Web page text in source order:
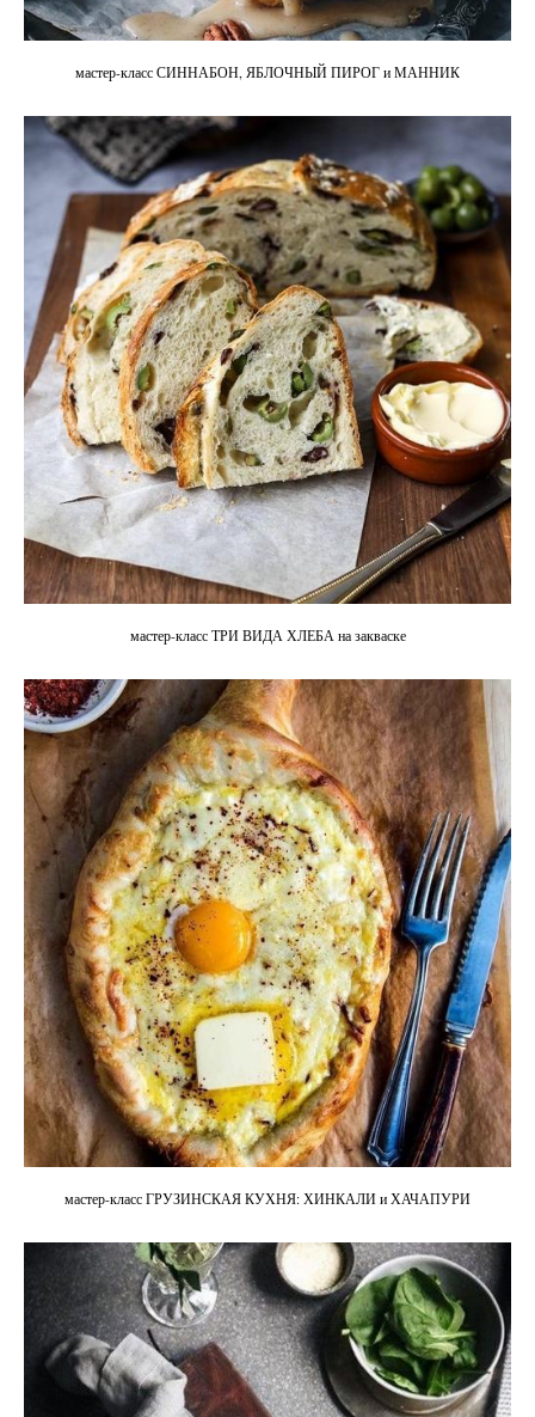
мастер-класс СИННАБОН, ЯБЛОЧНЫЙ ПИРОГ и МАННИК
мастер-класс ТРИ ВИДА ХЛЕБА на закваске
мастер-класс ГРУЗИНСКАЯ КУХНЯ: ХИНКАЛИ и ХАЧАПУРИ